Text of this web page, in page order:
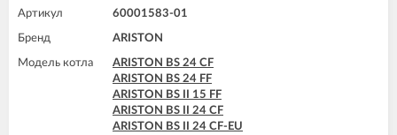
ARISTON GENUS X 35 FF
Артикул 60001583-01
Бренд ARISTON
Модель котла
ARISTON BS 24 CF
ARISTON BS 24 FF
ARISTON BS II 15 FF
ARISTON BS II 24 CF
ARISTON BS II 24 CF-EU